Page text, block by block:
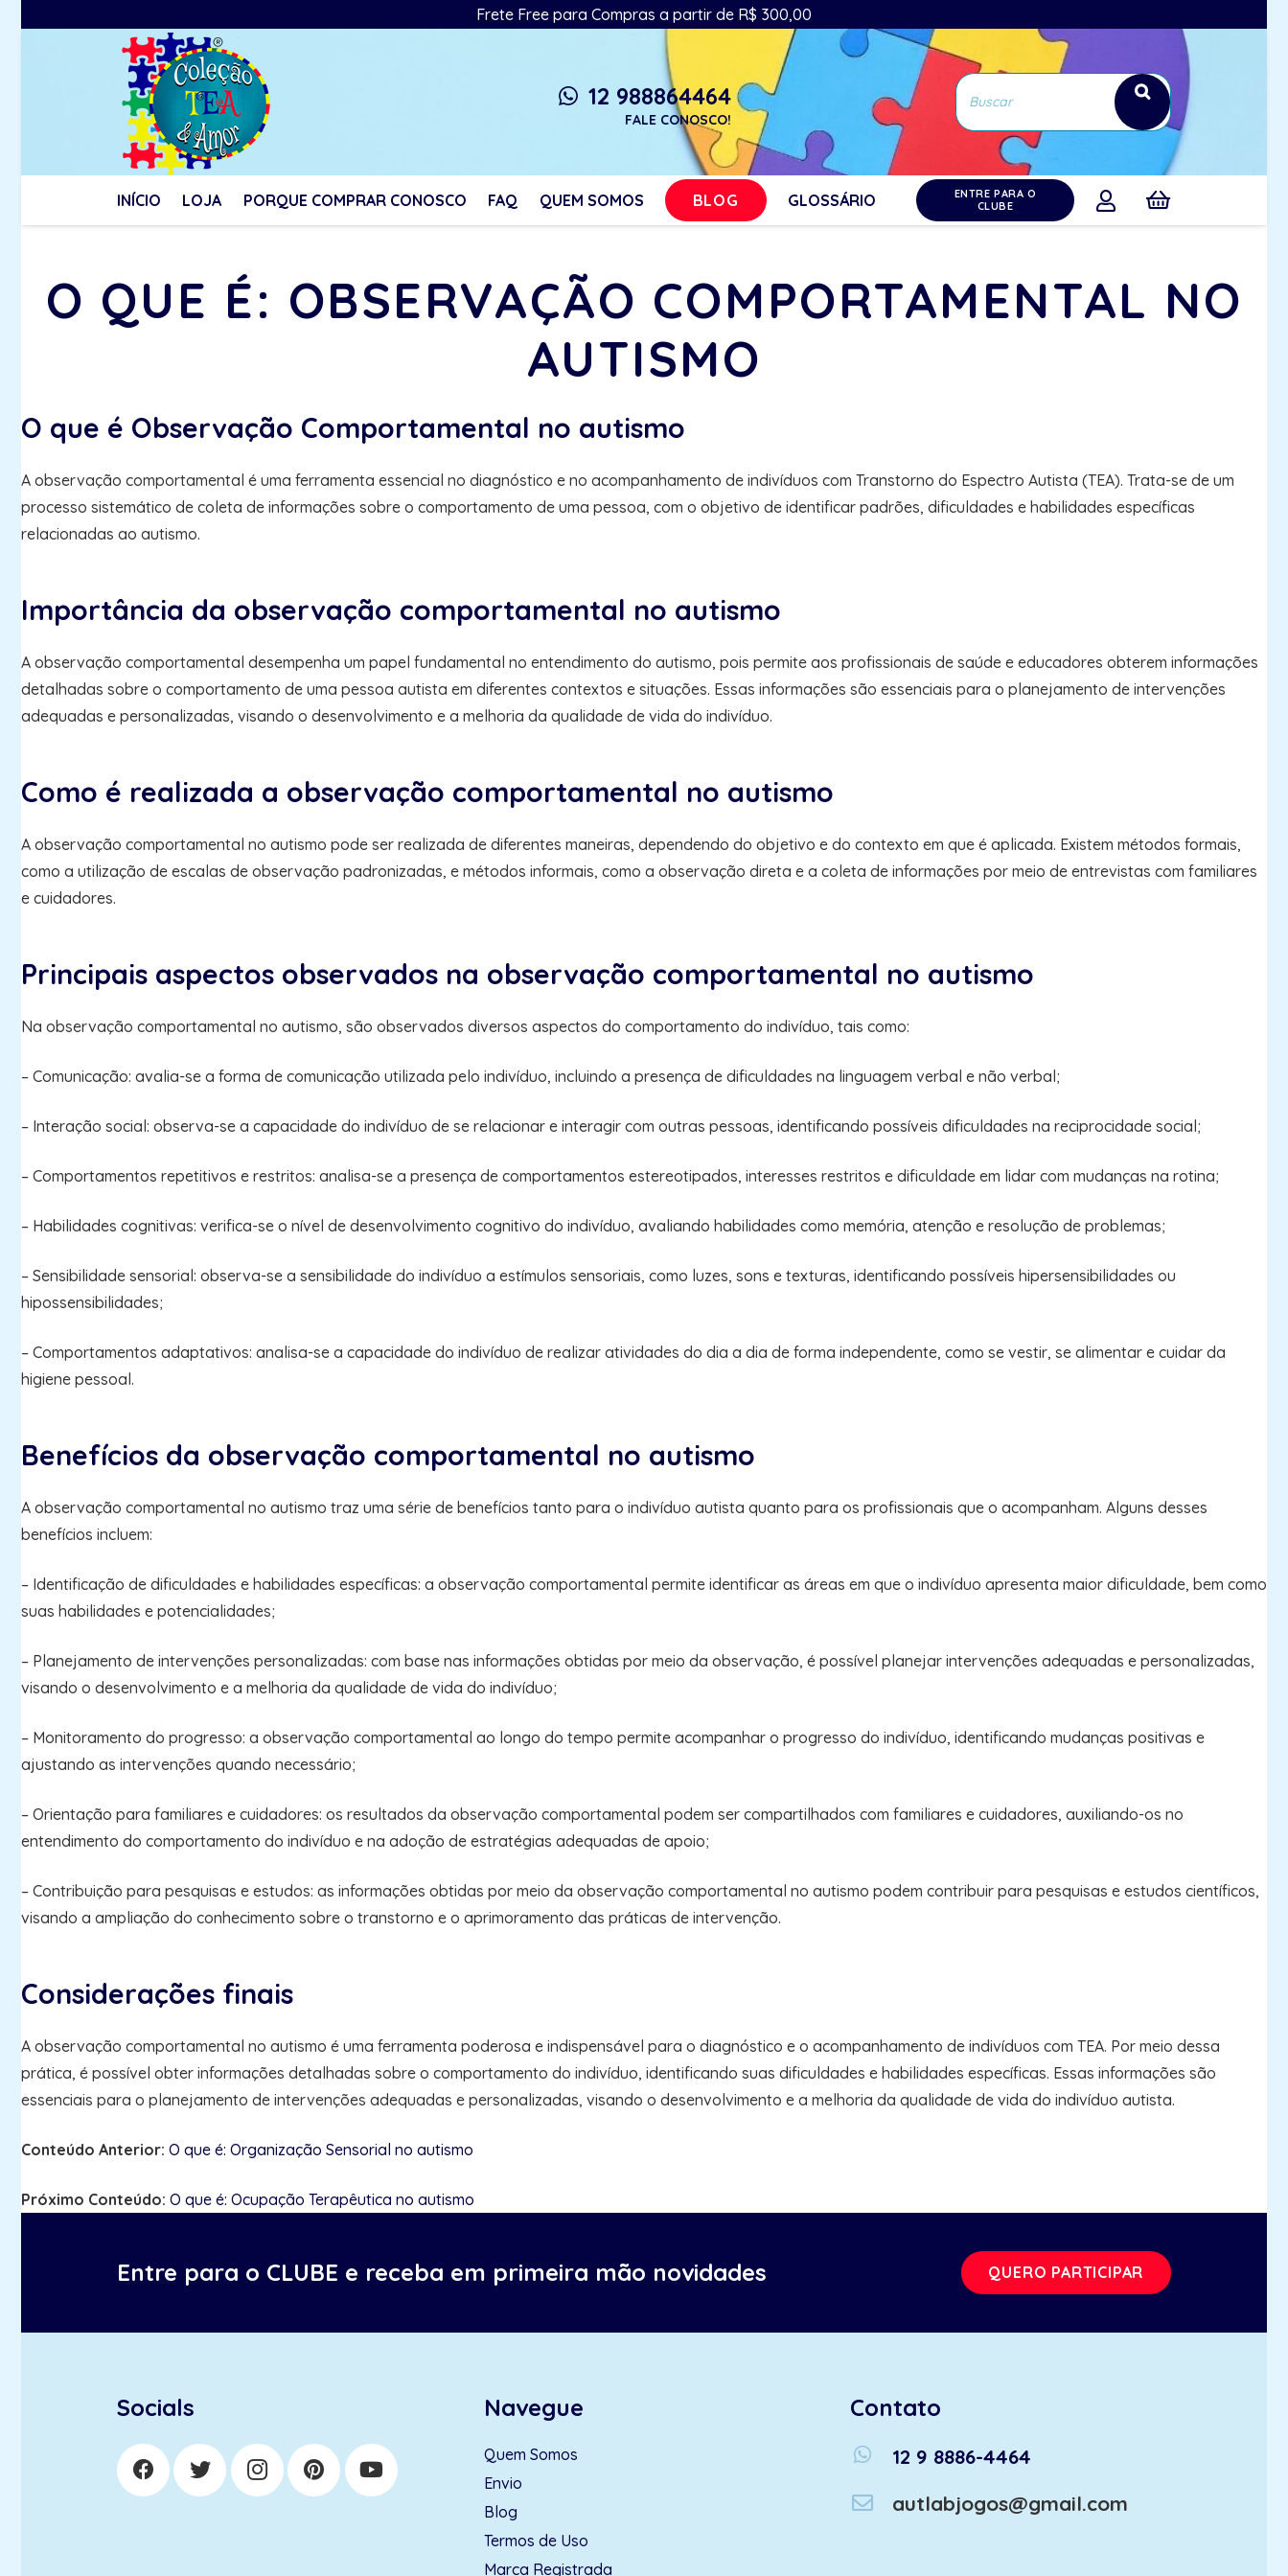
Frete Free para Compras a partir de R$ 300,00
whatsapp 12 988864464
FALE CONOSCO!
INÍCIO LOJA PORQUE COMPRAR CONOSCO FAQ QUEM SOMOS BLOG GLOSSÁRIO
ENTRE PARA O
CLUBE
O QUE É: OBSERVAÇÃO COMPORTAMENTAL NO
AUTISMO
O que é Observação Comportamental no autismo
A observação comportamental é uma ferramenta essencial no diagnóstico e no acompanhamento de indivíduos com Transtorno do Espectro Autista (TEA). Trata-se de um
processo sistemático de coleta de informações sobre o comportamento de uma pessoa, com o objetivo de identificar padrões, dificuldades e habilidades específicas
relacionadas ao autismo.
Importância da observação comportamental no autismo
A observação comportamental desempenha um papel fundamental no entendimento do autismo, pois permite aos profissionais de saúde e educadores obterem informações
detalhadas sobre o comportamento de uma pessoa autista em diferentes contextos e situações. Essas informações são essenciais para o planejamento de intervenções
adequadas e personalizadas, visando o desenvolvimento e a melhoria da qualidade de vida do indivíduo.
Como é realizada a observação comportamental no autismo
A observação comportamental no autismo pode ser realizada de diferentes maneiras, dependendo do objetivo e do contexto em que é aplicada. Existem métodos formais,
como a utilização de escalas de observação padronizadas, e métodos informais, como a observação direta e a coleta de informações por meio de entrevistas com familiares
e cuidadores.
Principais aspectos observados na observação comportamental no autismo
Na observação comportamental no autismo, são observados diversos aspectos do comportamento do indivíduo, tais como:
– Comunicação: avalia-se a forma de comunicação utilizada pelo indivíduo, incluindo a presença de dificuldades na linguagem verbal e não verbal;
– Interação social: observa-se a capacidade do indivíduo de se relacionar e interagir com outras pessoas, identificando possíveis dificuldades na reciprocidade social;
– Comportamentos repetitivos e restritos: analisa-se a presença de comportamentos estereotipados, interesses restritos e dificuldade em lidar com mudanças na rotina;
– Habilidades cognitivas: verifica-se o nível de desenvolvimento cognitivo do indivíduo, avaliando habilidades como memória, atenção e resolução de problemas;
– Sensibilidade sensorial: observa-se a sensibilidade do indivíduo a estímulos sensoriais, como luzes, sons e texturas, identificando possíveis hipersensibilidades ou
hipossensibilidades;
– Comportamentos adaptativos: analisa-se a capacidade do indivíduo de realizar atividades do dia a dia de forma independente, como se vestir, se alimentar e cuidar da
higiene pessoal.
Benefícios da observação comportamental no autismo
A observação comportamental no autismo traz uma série de benefícios tanto para o indivíduo autista quanto para os profissionais que o acompanham. Alguns desses
benefícios incluem:
– Identificação de dificuldades e habilidades específicas: a observação comportamental permite identificar as áreas em que o indivíduo apresenta maior dificuldade, bem como
suas habilidades e potencialidades;
– Planejamento de intervenções personalizadas: com base nas informações obtidas por meio da observação, é possível planejar intervenções adequadas e personalizadas,
visando o desenvolvimento e a melhoria da qualidade de vida do indivíduo;
– Monitoramento do progresso: a observação comportamental ao longo do tempo permite acompanhar o progresso do indivíduo, identificando mudanças positivas e
ajustando as intervenções quando necessário;
– Orientação para familiares e cuidadores: os resultados da observação comportamental podem ser compartilhados com familiares e cuidadores, auxiliando-os no
entendimento do comportamento do indivíduo e na adoção de estratégias adequadas de apoio;
– Contribuição para pesquisas e estudos: as informações obtidas por meio da observação comportamental no autismo podem contribuir para pesquisas e estudos científicos,
visando a ampliação do conhecimento sobre o transtorno e o aprimoramento das práticas de intervenção.
Considerações finais
A observação comportamental no autismo é uma ferramenta poderosa e indispensável para o diagnóstico e o acompanhamento de indivíduos com TEA. Por meio dessa
prática, é possível obter informações detalhadas sobre o comportamento do indivíduo, identificando suas dificuldades e habilidades específicas. Essas informações são
essenciais para o planejamento de intervenções adequadas e personalizadas, visando o desenvolvimento e a melhoria da qualidade de vida do indivíduo autista.
Conteúdo Anterior: O que é: Organização Sensorial no autismo
Próximo Conteúdo: O que é: Ocupação Terapêutica no autismo
Entre para o CLUBE e receba em primeira mão novidades QUERO PARTICIPAR
Socials Navegue
Quem Somos
Envio
Blog
Termos de Uso
Marca Registrada
Contato
whatsapp
12 9 8886-4464
autlabjogos@gmail.com